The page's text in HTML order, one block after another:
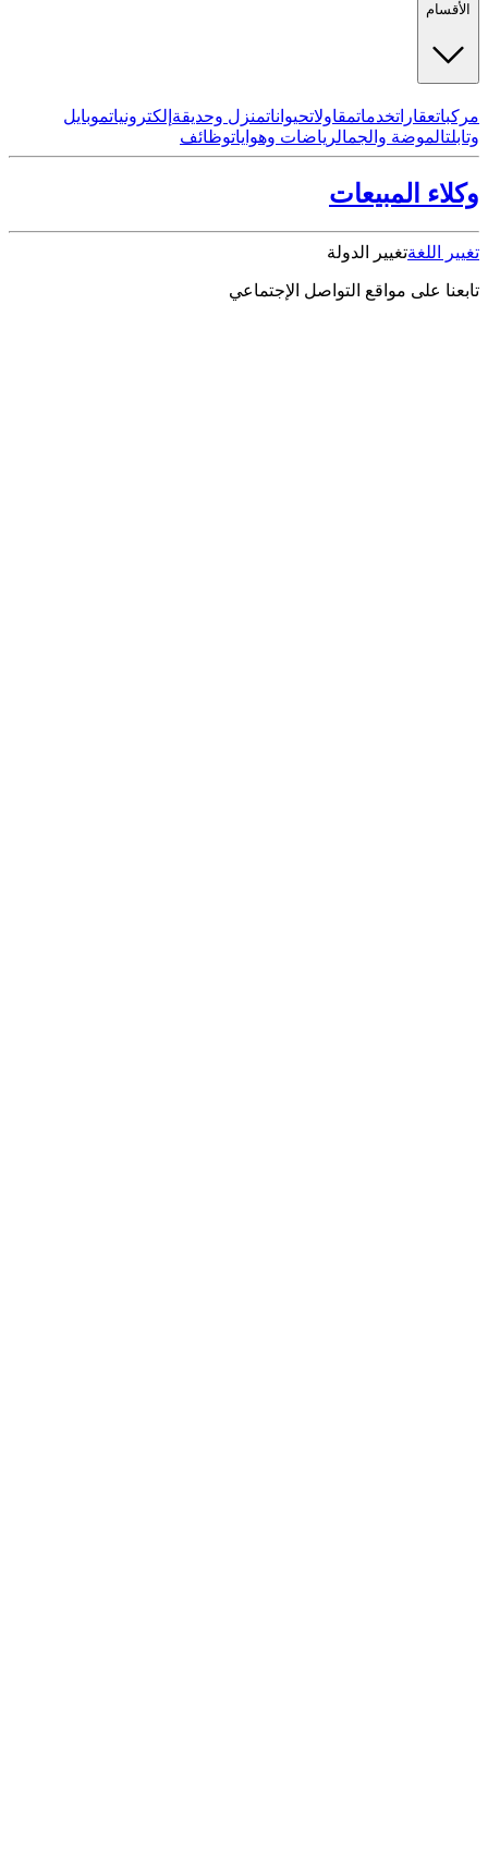
الأقسام
مركباتعقاراتخدماتمقاولاتحيواناتمنزل وحديقة إلكترونياتموبايل
وتابلتالموضة والجمالرياضات وهواياتوظائف
وكلاء المبيعات
تغيير اللغةتغيير الدولة
تابعنا على مواقع التواصل الإجتماعي